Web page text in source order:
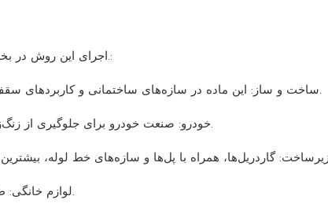
اجرای این روش در بخش‌های صنعتی متعدد، از جمله کاربردهای زیر، ضروری به نظر می‌رسد.: